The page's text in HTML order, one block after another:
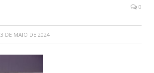
0
3 DE MAIO DE 2024